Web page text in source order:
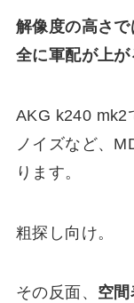
解像度の高さ
全に軍配が上が
AKG k240 mk2
ノイズなど、
ります。
粗探し向け。
その反面、 空